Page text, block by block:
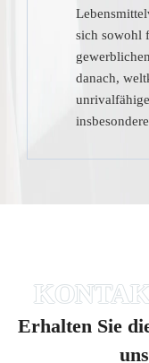
sich sowohl
danach,
Erhalten Sie